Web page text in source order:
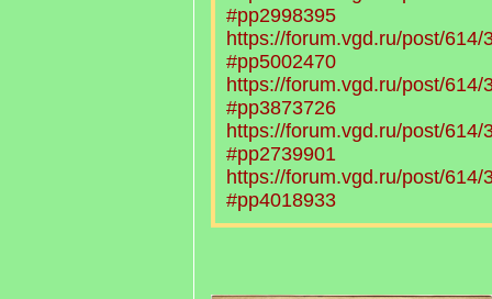
#pp2998395
https://forum.vgd.ru/post/
#pp5002470
https://forum.vgd.ru/post/
#pp3873726
https://forum.vgd.ru/post/
#pp2739901
https://forum.vgd.ru/post/
#pp4018933